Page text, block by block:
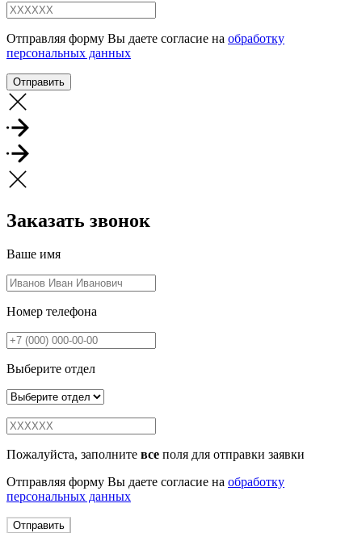
Отправляя форму Вы даете согласие на обработку
персональных данных
Отправить
Заказать звонок
Ваше имя
Номер телефона
Выберите отдел
Пожалуйста, заполните все поля для отправки заявки
Отправляя форму Вы даете согласие на обработку
персональных данных
Отправить